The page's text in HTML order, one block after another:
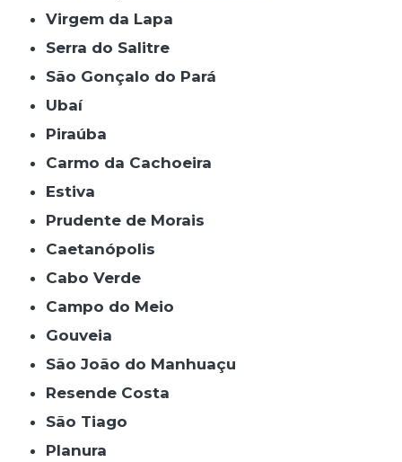
Virgem da Lapa
Serra do Salitre
São Gonçalo do Pará
Ubaí
Piraúba
Carmo da Cachoeira
Estiva
Prudente de Morais
Caetanópolis
Cabo Verde
Campo do Meio
Gouveia
São João do Manhuaçu
Resende Costa
São Tiago
Planura